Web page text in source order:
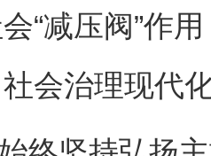
“减压阀”作
会治理现代